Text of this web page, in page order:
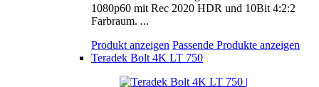
1080p60 mit Rec 2020 HDR und 10Bit 4:2:2
Farbraum. ...
Produkt anzeigen Passende Produkte anzeigen
Teradek Bolt 4K LT 750